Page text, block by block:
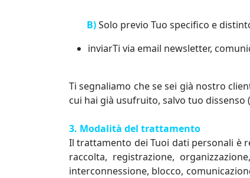
B)Solo previo Tuo specifico e
inviarTi via email newsletter,
Ti segnaliamo che se sei già nostro
cui hai già usufruito, salvo tuo dissenso
3. Modalità del trattamento
Il trattamento dei Tuoi dati personali è
raccolta, registrazione,
interconnessione, blocco,